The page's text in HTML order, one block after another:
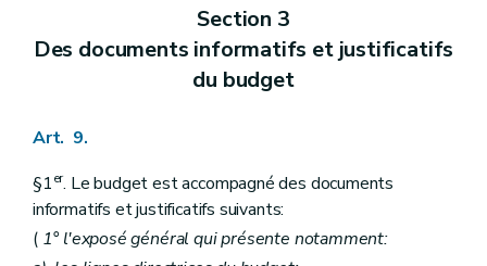
Section 3
Des documents informatifs et justificatifs
du budget
Art. 9.
§1er. Le budget est accompagné des documents
informatifs et justificatifs suivants:
( 1° l'exposé général qui présente notamment: